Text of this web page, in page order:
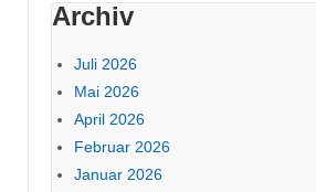
Archiv
Juli 2026
Mai 2026
April 2026
Februar 2026
Januar 2026